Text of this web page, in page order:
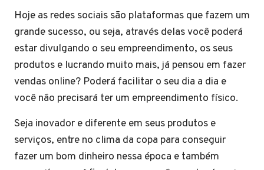
Hoje as redes sociais são plataformas que fazem um
grande sucesso, ou seja, através delas você poderá
estar divulgando o seu empreendimento, os seus
produtos e lucrando muito mais, já pensou em fazer
vendas online? Poderá facilitar o seu dia a dia e
você não precisará ter um empreendimento físico.
Seja inovador e diferente em seus produtos e
serviços, entre no clima da copa para conseguir
fazer um bom dinheiro nessa época e também